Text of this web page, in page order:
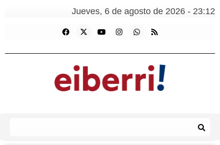
Jueves, 6 de agosto de 2026 - 23:12